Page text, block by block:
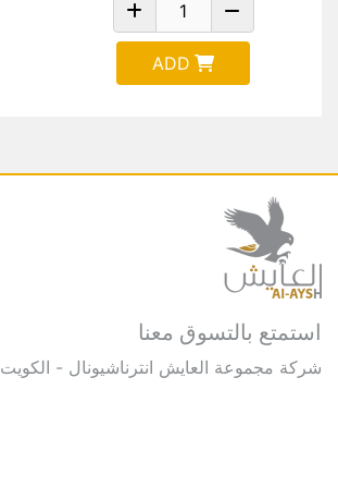
ADD
استمتع بالتسوق معنا
شركة مجموعة العايش انترناشيونال - الكويت